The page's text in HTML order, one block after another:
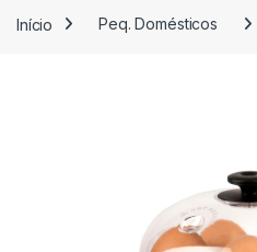
Início Peq. Domésticos